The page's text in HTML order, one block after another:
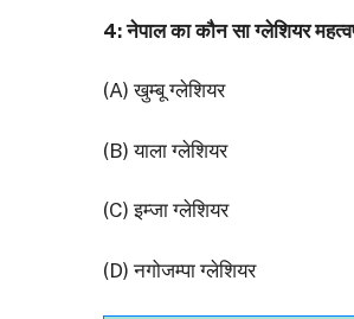
4: नेपाल का कौन सा ग्लेशियर
(A) खुम्बू ग्लेशियर
(B) याला ग्लेशियर
(C) इम्जा ग्लेशियर
(D) नगोजम्पा ग्लेशियर